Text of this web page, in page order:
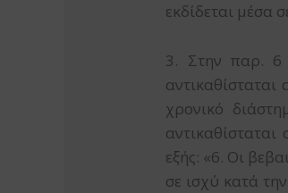
εκδίδεται μέσα
3. Στην παρ. 6
αντικαθίσταται
χρονικό
εξής: «6. Οι
σε ισχύ κατά